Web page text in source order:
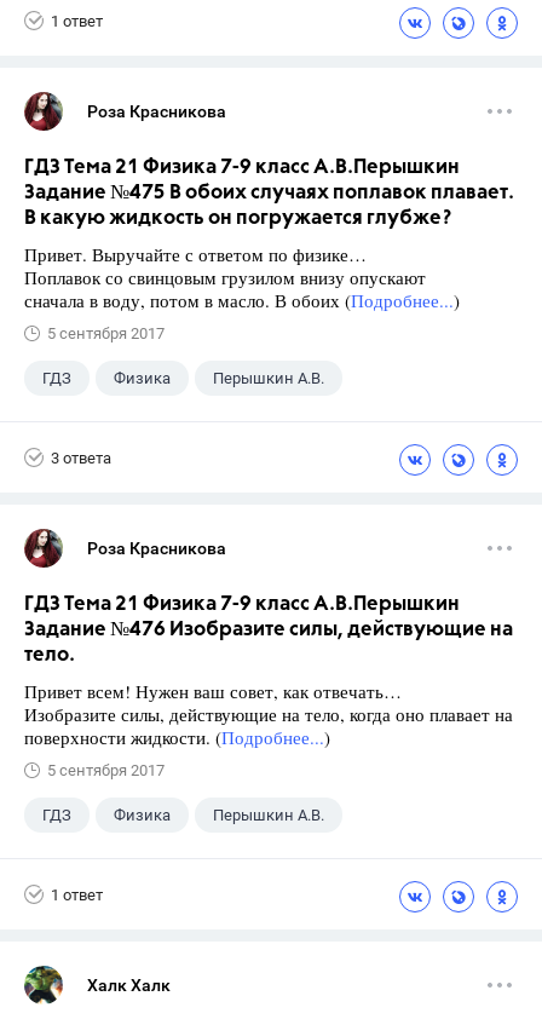
1 ответ
Роза Красникова
ГДЗ Тема 21 Физика 7-9 класс А.В.Перышкин
Задание №475 В обоих случаях поплавок плавает.
В какую жидкость он погружается глубже?
Привет. Выручайте с ответом по физике…
Поплавок со свинцовым грузилом внизу опускают
сначала в воду, потом в масло. В обоих (Подробнее...)
5 сентября 2017
ГДЗ Физика Перышкин А.В.
3 ответа
Роза Красникова
ГДЗ Тема 21 Физика 7-9 класс А.В.Перышкин
Задание №476 Изобразите силы, действующие на
тело.
Привет всем! Нужен ваш совет, как отвечать…
Изобразите силы, действующие на тело, когда оно плавает на
поверхности жидкости. (Подробнее...)
5 сентября 2017
ГДЗ Физика Перышкин А.В.
1 ответ
Халк Халк